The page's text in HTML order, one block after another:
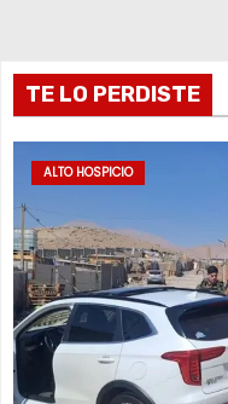
r
a
d
a
s
TE LO PERDISTE
ALTO HOSPICIO